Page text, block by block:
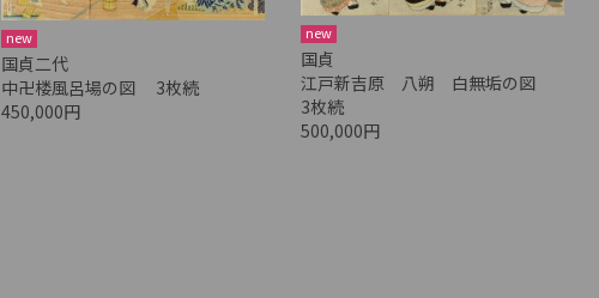
new
国貞二代
中卍楼風呂場の図 3枚続
450,000円
new
国貞
江戸新吉原 八朔 白無垢の図
3枚続
500,000円